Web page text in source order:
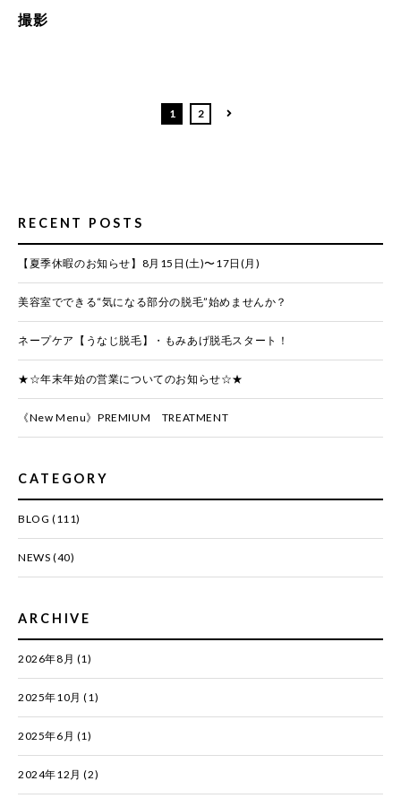
撮影
1 2
RECENT POSTS
【夏季休暇のお知らせ】8月15日(土)〜17日(月)
美容室でできる“気になる部分の脱毛”始めませんか？
ネープケア【うなじ脱毛】・もみあげ脱毛スタート！
★☆年末年始の営業についてのお知らせ☆★
《New Menu》PREMIUM TREATMENT
CATEGORY
BLOG (111)
NEWS (40)
ARCHIVE
2026年8月 (1)
2025年10月 (1)
2025年6月 (1)
2024年12月 (2)